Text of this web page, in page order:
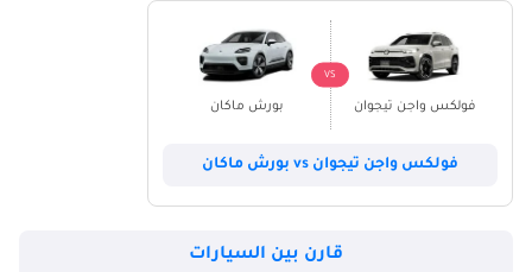
فولكس واجن تيجوان
VS
بورش ماكان
فولكس واجن تيجوان vs بورش ماكان
قارن بين السيارات